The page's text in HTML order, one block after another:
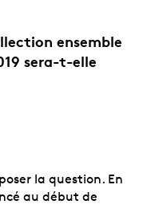
ensemble
sera-t-elle
la question. En
au début de